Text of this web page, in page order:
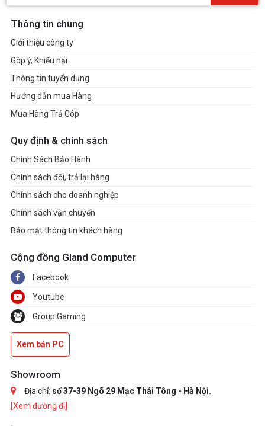
Thông tin chung
Giới thiệu công ty
Góp ý, Khiếu nại
Thông tin tuyển dụng
Hướng dẫn mua Hàng
Mua Hàng Trả Góp
Quy định & chính sách
Chính Sách Bảo Hành
Chính sách đổi, trả lại hàng
Chính sách cho doanh nghiệp
Chính sách vận chuyển
Bảo mật thông tin khách hàng
Cộng đồng Gland Computer
Facebook
Youtube
Group Gaming
Xem bản PC
Showroom
Địa chỉ: số 37-39 Ngõ 29 Mạc Thái Tông - Hà Nội.
[Xem đường đi]